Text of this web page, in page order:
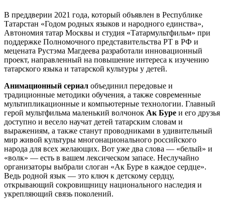
В преддверии 2021 года, который объявлен в Республике
Татарстан «Годом родных языков и народного единства»,
Автономия татар Москвы и студия «Татармультфильм» при
поддержке Полномочного представительства РТ в РФ и
мецената Рустэма Магдеева разработали инновационный
проект, направленный на повышение интереса к изучению
татарского языка и татарской культуры у детей.
Анимационный сериал объединил передовые и
традиционные методики обучения, а также современные
мультипликационные и компьютерные технологии. Главный
герой мультфильма маленький волчонок Ак Буре и его друзья
доступно и весело научат детей татарским словам и
выражениям, а также станут проводниками в удивительный
мир живой культуры многонационального российского
народа для всех желающих. Вот уже два слова — «белый» и
«волк» — есть в вашем лексическом запасе. Неслучайно
организаторы выбрали слоган «Ак Буре в каждое сердце».
Ведь родной язык — это ключ к детскому сердцу,
открывающий сокровищницу национального наследия и
укрепляющий связь поколений.